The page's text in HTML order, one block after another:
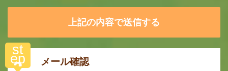
st
ep メール確認